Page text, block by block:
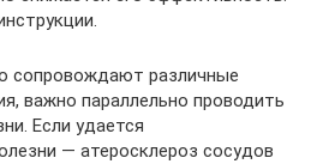
сопровождают различные
важно параллельно проводить
Если удается
— атеросклероз сосудов